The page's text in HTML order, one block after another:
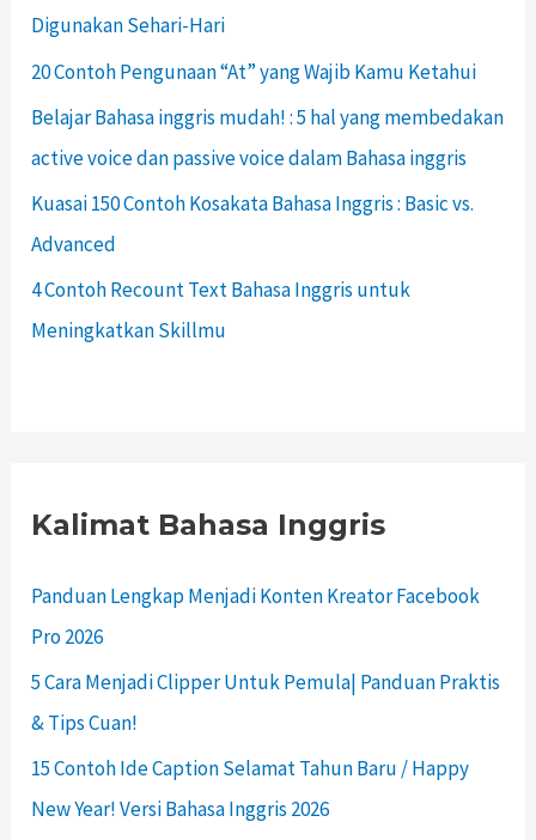
Digunakan Sehari-Hari
20 Contoh Pengunaan “At” yang Wajib Kamu Ketahui
Belajar Bahasa inggris mudah! : 5 hal yang membedakan
active voice dan passive voice dalam Bahasa inggris
Kuasai 150 Contoh Kosakata Bahasa Inggris : Basic vs.
Advanced
4 Contoh Recount Text Bahasa Inggris untuk
Meningkatkan Skillmu
Kalimat Bahasa Inggris
Panduan Lengkap Menjadi Konten Kreator Facebook
Pro 2026
5 Cara Menjadi Clipper Untuk Pemula| Panduan Praktis
& Tips Cuan!
15 Contoh Ide Caption Selamat Tahun Baru / Happy
New Year! Versi Bahasa Inggris 2026